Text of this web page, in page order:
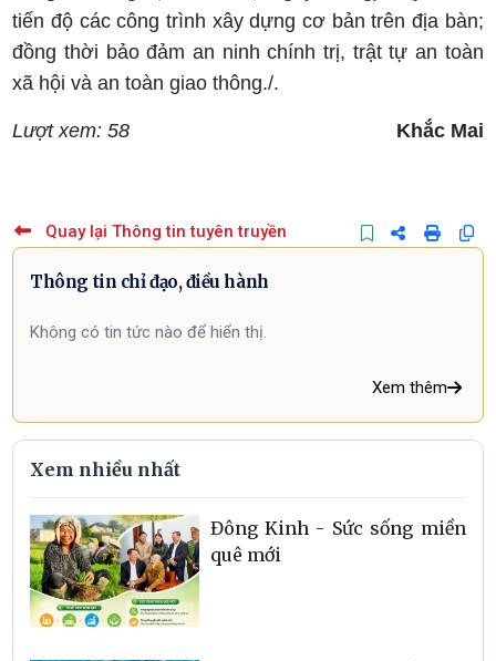
tiến độ các công trình xây dựng cơ bản trên địa bàn;
đồng thời bảo đảm an ninh chính trị, trật tự an toàn
xã hội và an toàn giao thông./.
Lượt xem: 58 Khắc Mai
Quay lại Thông tin tuyên truyền
Thông tin chỉ đạo, điều hành
Không có tin tức nào để hiển thị.
Xem thêm
Xem nhiều nhất
Đông Kinh - Sức sống miền
quê mới